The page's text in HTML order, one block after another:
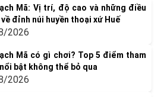
Mã: Vị trí, độ cao và những điều
đỉnh núi huyền thoại xứ Huế
2026
Mã có gì chơi? Top 5 điểm tham
bật không thể bỏ qua
2026